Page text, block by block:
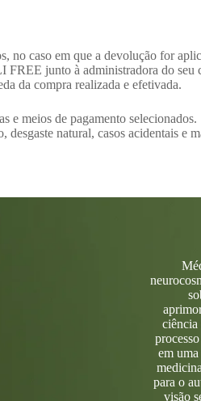
caso em que a devolução for
junto à administradora do seu
da compra realizada e efetivada.
e meios de pagamento selecionados.
natural, casos acidentais e
ciência
em
para o
visão